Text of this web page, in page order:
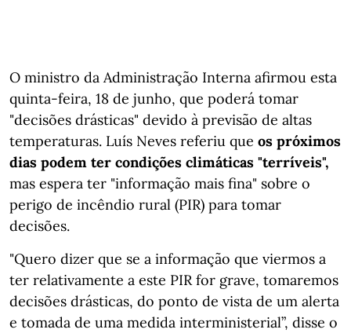
O ministro da Administração Interna afirmou esta
quinta-feira, 18 de junho, que poderá tomar
"decisões drásticas" devido à previsão de altas
temperaturas. Luís Neves referiu que os próximos
dias podem ter condições climáticas "terríveis",
mas espera ter "informação mais fina" sobre o
perigo de incêndio rural (PIR) para tomar
decisões.
"Quero dizer que se a informação que viermos a
ter relativamente a este PIR for grave, tomaremos
decisões drásticas, do ponto de vista de um alerta
e tomada de uma medida interministerial”, disse o